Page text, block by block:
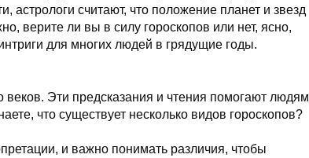
астрологи считают, что положение планет и звезд
верите ли вы в силу гороскопов или нет, ясно,
для многих людей в грядущие годы.
веков. Эти предсказания и чтения помогают людям
что существует несколько видов гороскопов?
и важно понимать различия, чтобы